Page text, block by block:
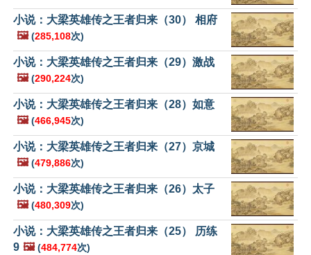
小说：大梁英雄传之王者归来（30） 相府
🖼️ (285,108次)
小说：大梁英雄传之王者归来（29）激战
🖼️ (290,224次)
小说：大梁英雄传之王者归来（28）如意
🖼️ (466,945次)
小说：大梁英雄传之王者归来（27）京城
🖼️ (479,886次)
小说：大梁英雄传之王者归来（26）太子
🖼️ (480,309次)
小说：大梁英雄传之王者归来（25） 历练
9 🖼️ (484,774次)